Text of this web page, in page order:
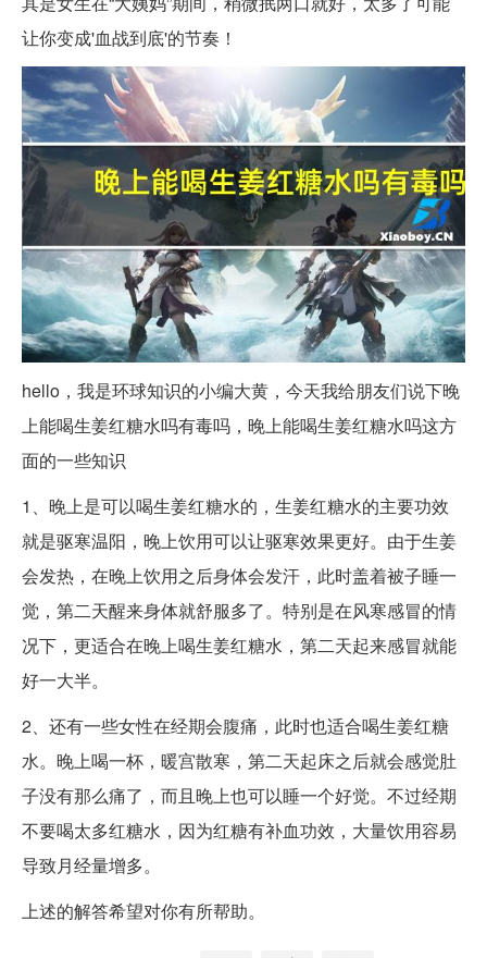
让你变成'血战到底'的节奏！
hello，我是环球知识的小编大黄，今天我给朋友们说下晚
上能喝生姜红糖水吗有毒吗，晚上能喝生姜红糖水吗这方
面的一些知识
1、晚上是可以喝生姜红糖水的，生姜红糖水的主要功效
就是驱寒温阳，晚上饮用可以让驱寒效果更好。由于生姜
会发热，在晚上饮用之后身体会发汗，此时盖着被子睡一
觉，第二天醒来身体就舒服多了。特别是在风寒感冒的情
况下，更适合在晚上喝生姜红糖水，第二天起来感冒就能
好一大半。
2、还有一些女性在经期会腹痛，此时也适合喝生姜红糖
水。晚上喝一杯，暖宫散寒，第二天起床之后就会感觉肚
子没有那么痛了，而且晚上也可以睡一个好觉。不过经期
不要喝太多红糖水，因为红糖有补血功效，大量饮用容易
导致月经量增多。
上述的解答希望对你有所帮助。